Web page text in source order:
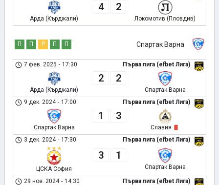
Арда (Кърджали)
4 2
Локомотив (Пловдив)
Спартак Варна
П П Р П П
Първа лига (efbet Лига)
7 фев. 2025 - 17:30
Арда (Кърджали)
2 2
Спартак Варна
Първа лига (efbet Лига)
9 дек. 2024 - 17:00
Спартак Варна
1 3
Славия
Първа лига (efbet Лига)
3 дек. 2024 - 17:30
ЦСКА София
3 1
Спартак Варна
Първа лига (efbet Лига)
29 ное. 2024 - 14:30